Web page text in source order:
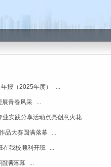
报（2025年度） ...
展青春风采 ...
实践分享活动点亮创意火花 ...
品大赛圆满落幕 ...
在我校顺利开班 ...
满落幕 ...